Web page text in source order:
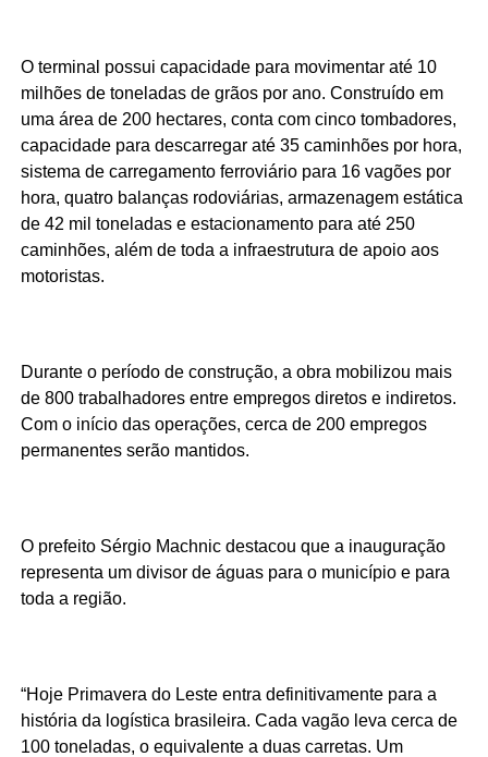
O terminal possui capacidade para movimentar até 10
milhões de toneladas de grãos por ano. Construído em
uma área de 200 hectares, conta com cinco tombadores,
capacidade para descarregar até 35 caminhões por hora,
sistema de carregamento ferroviário para 16 vagões por
hora, quatro balanças rodoviárias, armazenagem estática
de 42 mil toneladas e estacionamento para até 250
caminhões, além de toda a infraestrutura de apoio aos
motoristas.
Durante o período de construção, a obra mobilizou mais
de 800 trabalhadores entre empregos diretos e indiretos.
Com o início das operações, cerca de 200 empregos
permanentes serão mantidos.
O prefeito Sérgio Machnic destacou que a inauguração
representa um divisor de águas para o município e para
toda a região.
“Hoje Primavera do Leste entra definitivamente para a
história da logística brasileira. Cada vagão leva cerca de
100 toneladas, o equivalente a duas carretas. Um